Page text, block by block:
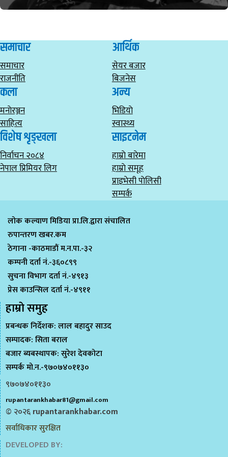
समाचार
समाचार
राजनीति
आर्थिक
सेयर बजार
बिजनेस
कला
मनाेरञ्जन
साहित्य
अन्य
भिडियाे
स्वास्थ्य
विशेष शृङ्खला
निर्वाचन २०८४
नेपाल प्रिमियर लिग
साइटनेम
हाम्राे बारेमा
हाम्राे समूह
प्राइभेसी पाेलिसी
सम्पर्क
लोक कल्याण मिडिया प्रा.लि.द्वारा संचालित
रुपान्तरण खबर.कम
ठेगाना -काठमाडौं म.न.पा.-३२
कम्पनी दर्ता नं.-३६०८९९
सुचना विभाग दर्ता नं.-४९१३
प्रेस काउन्सिल दर्ता नं.-४९११
हाम्राे समुह
प्रबन्धक निर्देशक: लाल बहादुर साउद
सम्पादक: सिता बराल
बजार ब्यबस्थापक: सुरेश देवकोटा
सम्पर्क मो.न.-९७०७४०११३०
९७०७४०११३०
rupantarankhabar81@gmail.com
© २०२६rupantarankhabar.com
सर्वाधिकार सुरक्षित
DEVELOPED BY: